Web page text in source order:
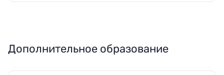
Дополнительное образование